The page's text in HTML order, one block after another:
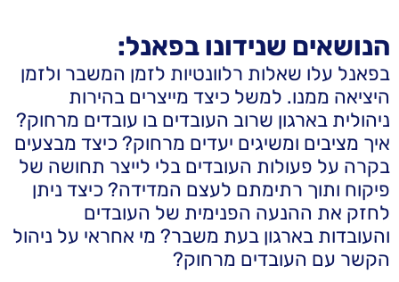
הנושאים שנידונו בפאנל:
בפאנל עלו שאלות רלוונטיות לזמן המשבר ולזמן
היציאה ממנו. למשל כיצד מייצרים בהירות
ניהולית בארגון שרוב העובדים בו עובדים מרחוק?
איך מציבים ומשיגים יעדים מרחוק? כיצד מבצעים
בקרה על פעולות העובדים בלי לייצר תחושה של
פיקוח ותוך רתימתם לעצם המדידה? כיצד ניתן
לחזק את ההנעה הפנימית של העובדים
והעובדות בארגון בעת משבר? מי אחראי על ניהול
הקשר עם העובדים מרחוק?